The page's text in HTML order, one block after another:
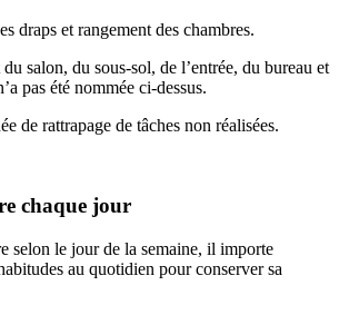
draps et rangement des chambres.
salon, du sous-sol, de l’entrée, du bureau et
pas été nommée ci-dessus.
de rattrapage de tâches non réalisées.
chaque jour
selon le jour de la semaine, il importe
au quotidien pour conserver sa